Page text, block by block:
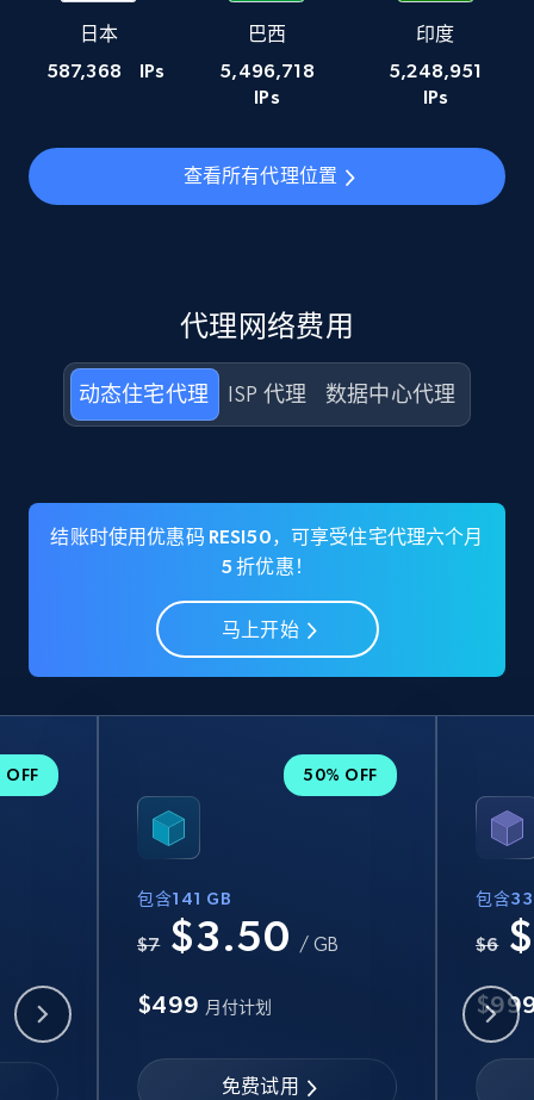
日本
587,368 IPs
巴西
5,496,718
IPs
印度
5,248,951
IPs
查看所有代理位置
代理网络费用
动态住宅代理 ISP 代理 数据中心代理
结账时使用优惠码 RESI50，可享受住宅代理六个月
5 折优惠！
马上开始
OFF 50% OFF
包含141 GB
$7 $3.50 / GB
$499 月付计划
免费试用
包含
$6